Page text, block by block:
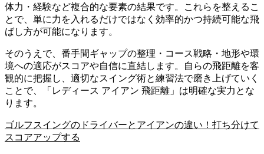
体力・経験など複合的な要素の結果です。これらを整えるこ
とで、単に力を入れるだけではなく効率的かつ持続可能な飛
ばし方が可能になります。
そのうえで、番手間ギャップの整理・コース戦略・地形や環
境への適応がスコアや自信に直結します。自らの飛距離を客
観的に把握し、適切なスイング術と練習法で磨き上げていく
ことで、「レディース アイアン 飛距離」は明確な実力とな
ります。
ゴルフスイングのドライバーとアイアンの違い！打ち分けて
スコアアップする